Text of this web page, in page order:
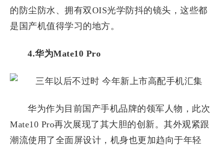
的防尘防水、拥有双OIS光学防抖的镜头，这些都
是国产机值得学习的地方。
4.华为Mate10 Pro
华为作为目前国产手机品牌的领军人物，此次
Mate10 Pro再次展现了其大胆的创新。其外观紧跟
潮流使用了全面屏设计，机身也更加趋向于年轻